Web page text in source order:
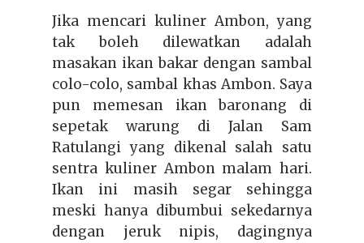
Jika mencari kuliner Ambon, yang
tak boleh dilewatkan adalah
masakan ikan bakar dengan sambal
colo-colo, sambal khas Ambon. Saya
pun memesan ikan baronang di
sepetak warung di Jalan Sam
Ratulangi yang dikenal salah satu
sentra kuliner Ambon malam hari.
Ikan ini masih segar sehingga
meski hanya dibumbui sekedarnya
dengan jeruk nipis, dagingnya